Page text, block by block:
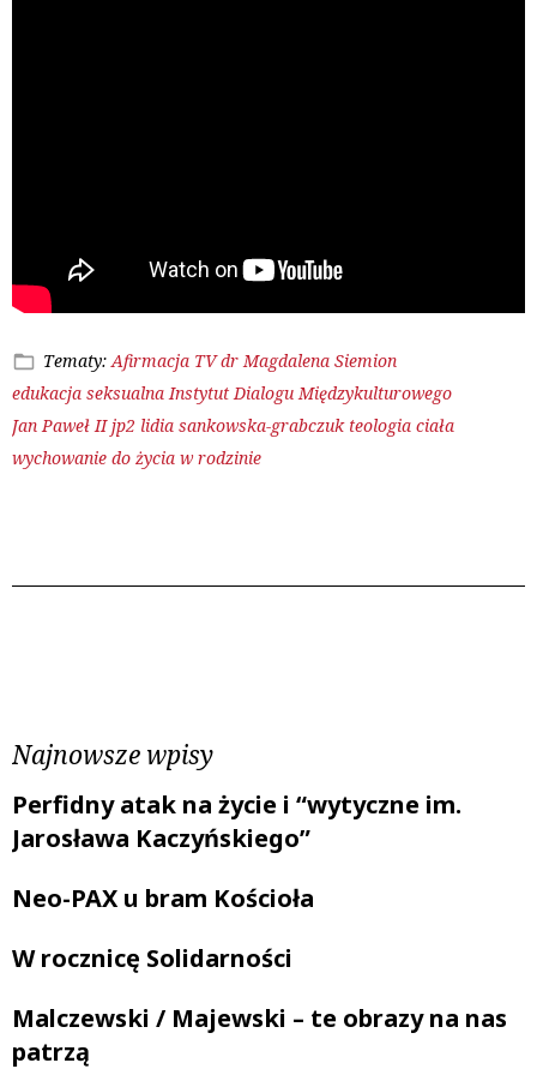
Tematy:Afirmacja TV dr Magdalena Siemion
edukacja seksualna Instytut Dialogu Międzykulturowego
Jan Paweł II jp2 lidia sankowska-grabczuk teologia ciała
wychowanie do życia w rodzinie
Najnowsze wpisy
Perfidny atak na życie i “wytyczne im.
Jarosława Kaczyńskiego”
Neo-PAX u bram Kościoła
W rocznicę Solidarności
Malczewski / Majewski – te obrazy na nas
patrzą